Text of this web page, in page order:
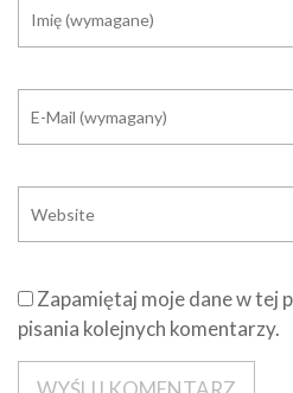
Zapamiętaj moje dane w tej
pisania kolejnych komentarzy.